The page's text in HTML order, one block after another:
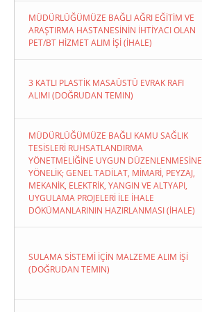
MÜDÜRLÜĞÜMÜZE BAĞLI AĞRI EĞİTİM VE
ARAŞTIRMA HASTANESİNİN İHTİYACI OLAN
PET/BT HİZMET ALIM İŞİ (İHALE)
3 KATLI PLASTİK MASAÜSTÜ EVRAK RAFI
ALIMI (DOĞRUDAN TEMIN)
MÜDÜRLÜĞÜMÜZE BAĞLI KAMU SAĞLIK
TESİSLERİ RUHSATLANDIRMA
YÖNETMELİĞİNE UYGUN DÜZENLENMESİNE
YÖNELİK; GENEL TADİLAT, MİMARİ, PEYZAJ,
MEKANİK, ELEKTRİK, YANGIN VE ALTYAPI,
UYGULAMA PROJELERİ İLE İHALE
DÖKÜMANLARININ HAZIRLANMASI (İHALE)
SULAMA SİSTEMİ İÇİN MALZEME ALIM İŞİ
(DOĞRUDAN TEMIN)